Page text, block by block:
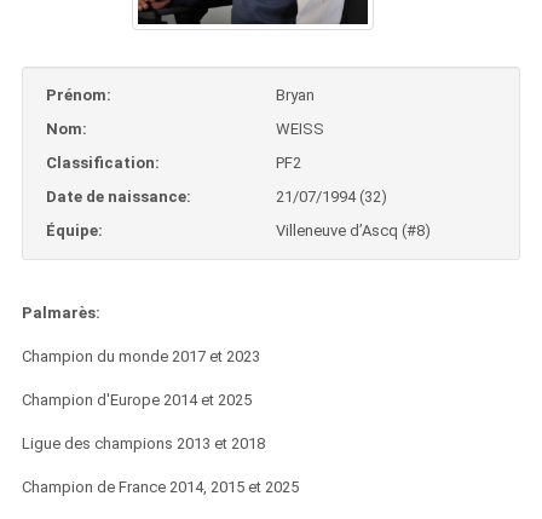
Prénom:
Bryan
Nom:
WEISS
Classification:
PF2
Date de naissance:
21/07/1994 (32)
Équipe:
Villeneuve d’Ascq (#8)
Palmarès:
Champion du monde 2017 et 2023
Champion d'Europe 2014 et 2025
Ligue des champions 2013 et 2018
Champion de France 2014, 2015 et 2025